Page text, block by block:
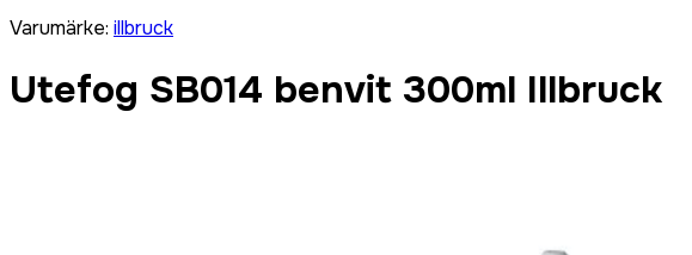
Varumärke: illbruck
Utefog SB014 benvit 300ml Illbruck